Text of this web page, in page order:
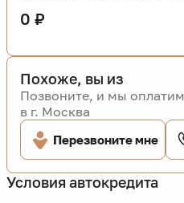
Условия автокредита
0 ₽
Похоже, вы из
Позвоните, и мы
в г. Москва
Перезвоните мне